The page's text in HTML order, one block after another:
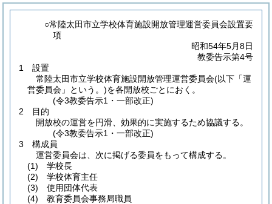
○常陸太田市立学校体育施設開放管理運営委員会設置要
項
昭和54年5月8日
教委告示第4号
1 設置
常陸太田市立学校体育施設開放管理運営委員会(以下「運
営委員会」という。)を各開放校ごとにおく。
(令3教委告示1・一部改正)
2 目的
開放校の運営を円滑、効果的に実施するため協議する。
(令3教委告示1・一部改正)
3 構成員
運営委員会は、次に掲げる委員をもって構成する。
(1) 学校長
(2) 学校体育主任
(3) 使用団体代表
(4) 教育委員会事務局職員